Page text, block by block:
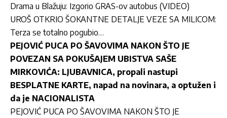
Drama u Blažuju: Izgorio GRAS-ov autobus (VIDEO)
UROŠ OTKRIO ŠOKANTNE DETALJE VEZE SA MILICOM:
Terza se totalno pogubio…
PEJOVIĆ PUCA PO ŠAVOVIMA NAKON ŠTO JE
POVEZAN SA POKUŠAJEM UBISTVA SAŠE
MIRKOVIĆA: LJUBAVNICA, propali nastupi
BESPLATNE KARTE, napad na novinara, a optužen i
da je NACIONALISTA
PEJOVIĆ PUCA PO ŠAVOVIMA NAKON ŠTO JE